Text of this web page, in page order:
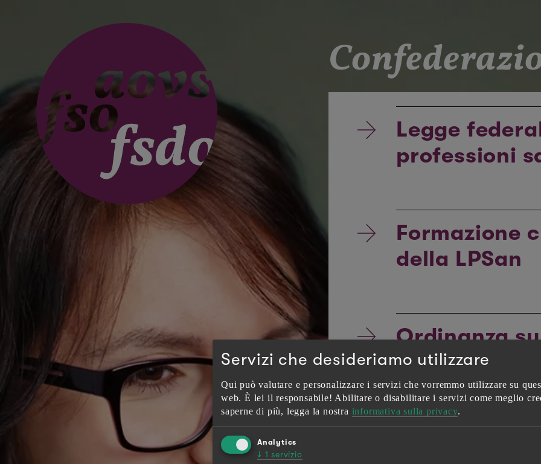
Legge
professioni
Formazione
della LPSan
Ordinanza
Ufficio
Servizi che desideriamo utilizzare
Qui può valutare e personalizzare i servizi che vorremmo utilizzare su
web. È lei il responsabile! Abilitare o disabilitare i servizi come meglio
saperne di più, legga la nostra informativa sulla privacy.
Analytics
↓ 1 servizio